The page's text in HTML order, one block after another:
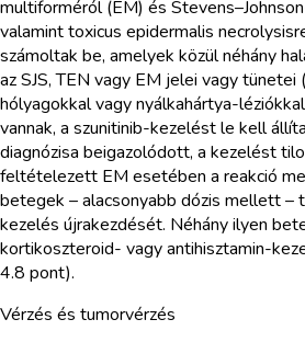
multiforméról (EM) és
valamint toxicus epidermalis
számoltak be, amelyek közül néhány
az SJS, TEN vagy EM jelei vagy tünetei
hólyagokkal vagy nyálkahártya-
vannak, a szunitinib-kezelést le kell
diagnózisa beigazolódott, a kezelést
feltételezett EM esetében a reakció
betegek – alacsonyabb dózis mellett –
kezelés újrakezdését. Néhány ilyen
kortikoszteroid- vagy antihisztamin-
4.8 pont).
Vérzés és tumorvérzés